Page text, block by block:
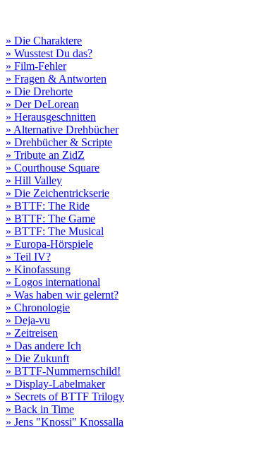
» Die Charaktere
» Wusstest Du das?
» Film-Fehler
» Fragen & Antworten
» Die Drehorte
» Der DeLorean
» Herausgeschnitten
» Alternative Drehbücher
» Drehbücher & Scripte
» Tribute an ZidZ
» Courthouse Square
» Hill Valley
» Die Zeichentrickserie
» BTTF: The Ride
» BTTF: The Game
» BTTF: The Musical
» Europa-Hörspiele
» Teil IV?
» Kinofassung
» Logos international
» Was haben wir gelernt?
» Chronologie
» Deja-vu
» Zeitreisen
» Das andere Ich
» Die Zukunft
» BTTF-Nummernschild!
» Display-Labelmaker
» Secrets of BTTF Trilogy
» Back in Time
» Jens "Knossi" Knossalla